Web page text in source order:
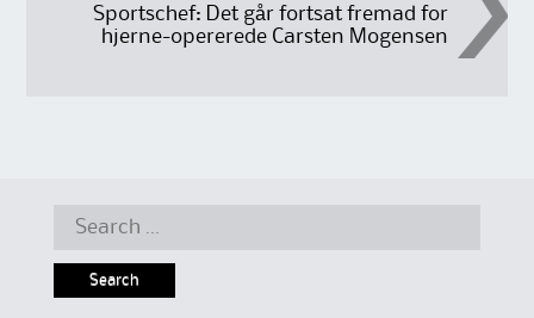
Sportschef: Det går fortsat fremad for
hjerne-opererede Carsten Mogensen
Search